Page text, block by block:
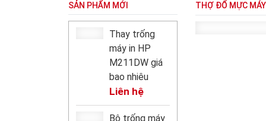
SẢN PHẨM MỚI
Thay trống
máy in HP
M211DW giá
bao nhiêu
Liên hệ
Bộ trống máy
THỢ ĐỔ MỰC